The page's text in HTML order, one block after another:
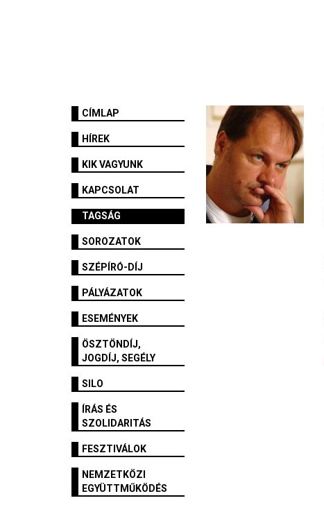
CÍMLAP
HÍREK
KIK VAGYUNK
KAPCSOLAT
TAGSÁG
SOROZATOK
SZÉPÍRÓ-DÍJ
PÁLYÁZATOK
ESEMÉNYEK
ÖSZTÖNDÍJ,
JOGDÍJ, SEGÉLY
SILO
ÍRÁS ÉS
SZOLIDARITÁS
FESZTIVÁLOK
NEMZETKÖZI
EGYÜTTMŰKÖDÉS